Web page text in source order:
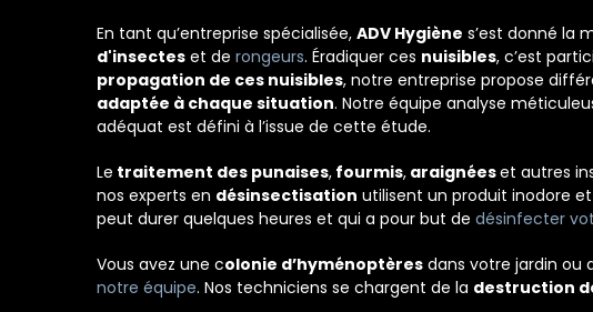
En tant qu’entreprise spécialisée, ADV Hygiène s’est donné la
d'insectes et de rongeurs. Éradiquer ces nuisibles, c’est
propagation de ces nuisibles, notre entreprise propose
adaptée à chaque situation. Notre équipe analyse
adéquat est défini à l’issue de cette étude.
Le traitement des punaises, fourmis, araignéeset autres
nos experts en désinsectisation utilisent un produit inodore et
peut durer quelques heures et qui a pour but de désinfecter
Vous avez une colonie d’hyménoptères dans votre jardin ou
notre équipe. Nos techniciens se chargent de la destruction